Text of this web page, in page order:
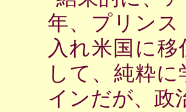
年、プリン
入れ米国に
して、純粋
インだが、政